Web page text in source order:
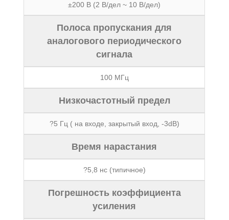
±200 В (2 В/дел ~ 10 В/дел)
Полоса пропускания для
аналогового периодического
сигнала
100 МГц
Низкочастотный предел
?5 Гц ( на входе, закрытый вход, -3dB)
Время нарастания
?5,8 нс (типичное)
Погрешность коэффициента
усиления